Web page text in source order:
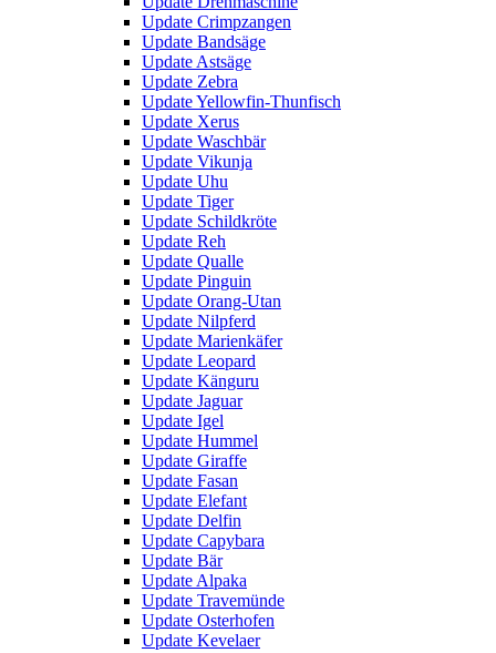
Update Crimpzangen
Update Bandsäge
Update Astsäge
Update Zebra
Update Yellowfin-Thunfisch
Update Xerus
Update Waschbär
Update Vikunja
Update Uhu
Update Tiger
Update Schildkröte
Update Reh
Update Qualle
Update Pinguin
Update Orang-Utan
Update Nilpferd
Update Marienkäfer
Update Leopard
Update Känguru
Update Jaguar
Update Igel
Update Hummel
Update Giraffe
Update Fasan
Update Elefant
Update Delfin
Update Capybara
Update Bär
Update Alpaka
Update Travemünde
Update Osterhofen
Update Kevelaer